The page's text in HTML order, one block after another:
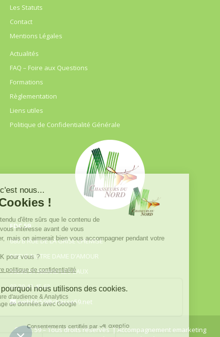
Les Statuts
Contact
Mentions Légales
Actualités
FAQ – Foire aux Questions
Formations
Règlementation
Liens utiles
Politique de Confidentialité Générale
FDC 59
680 B RUE DE LA GRISE CHEMISE
DREVE NOTRE DAME D’AMOUR
59230 ST AMAND LES EAUX
03.20.41.45.63
webfdc59@chasse59.net
© FDC 59 – Tous droits réservés| Accompagnement emarketing